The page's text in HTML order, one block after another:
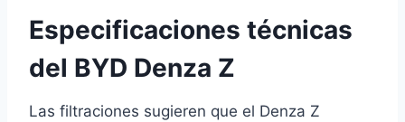
Especificaciones técnicas
del BYD Denza Z
Las filtraciones sugieren que el Denza Z